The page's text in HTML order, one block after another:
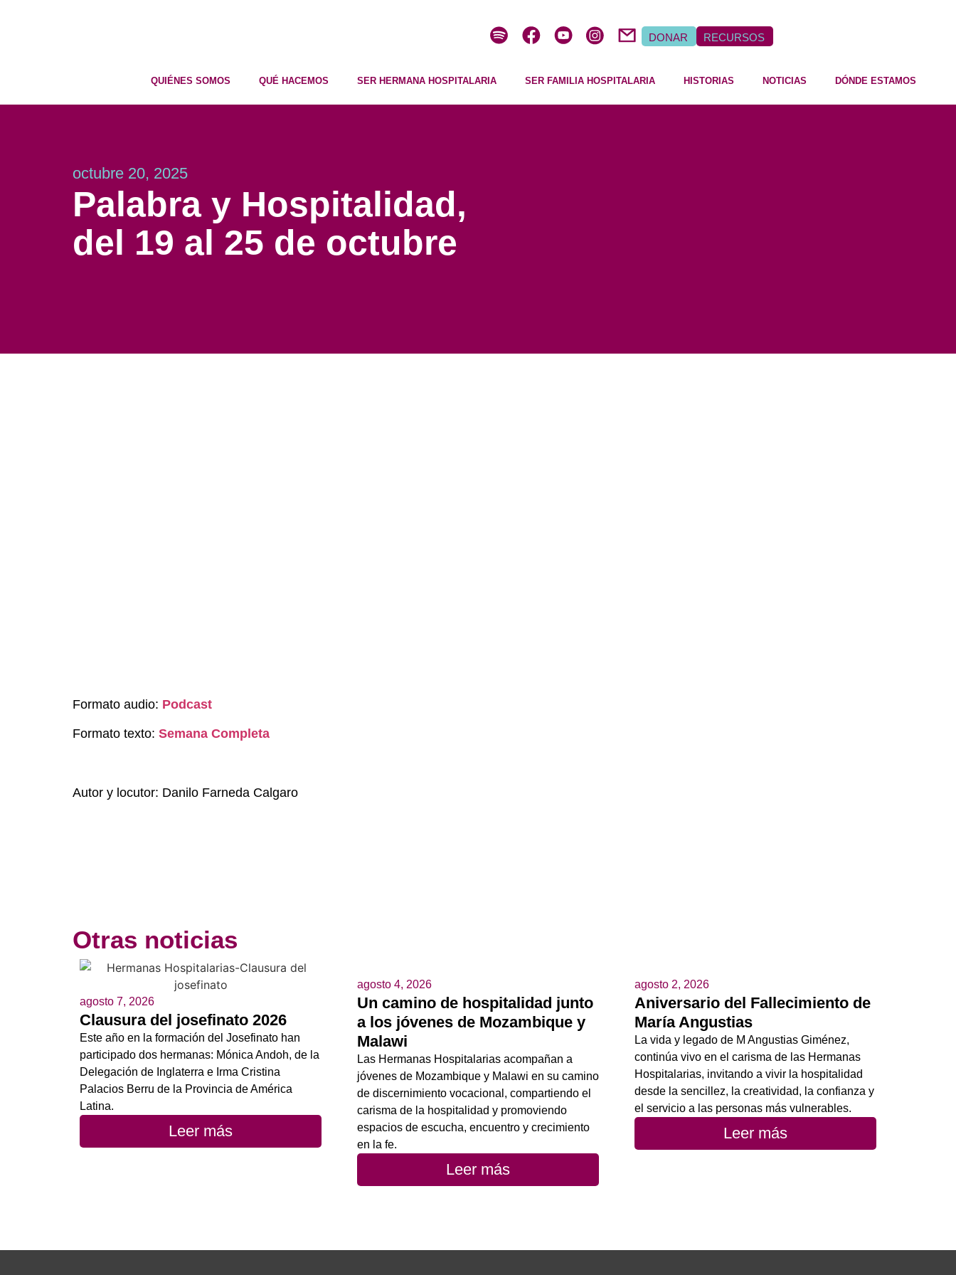
DONAR RECURSOS
QUIÉNES SOMOS QUÉ HACEMOS SER HERMANA HOSPITALARIA SER FAMILIA HOSPITALARIA HISTORIAS NOTICIAS DÓNDE ESTAMOS
octubre 20, 2025
Palabra y Hospitalidad,
del 19 al 25 de octubre
Formato audio: Podcast
Formato texto: Semana Completa
Autor y locutor: Danilo Farneda Calgaro
Otras noticias
agosto 7, 2026
Clausura del josefinato 2026
Este año en la formación del Josefinato han
participado dos hermanas: Mónica Andoh, de la
Delegación de Inglaterra e Irma Cristina
Palacios Berru de la Provincia de América
Latina.
Leer más
agosto 4, 2026
Un camino de hospitalidad junto
a los jóvenes de Mozambique y
Malawi
Las Hermanas Hospitalarias acompañan a
jóvenes de Mozambique y Malawi en su camino
de discernimiento vocacional, compartiendo el
carisma de la hospitalidad y promoviendo
espacios de escucha, encuentro y crecimiento
en la fe.
Leer más
agosto 2, 2026
Aniversario del Fallecimiento de
María Angustias
La vida y legado de M Angustias Giménez,
continúa vivo en el carisma de las Hermanas
Hospitalarias, invitando a vivir la hospitalidad
desde la sencillez, la creatividad, la confianza y
el servicio a las personas más vulnerables.
Leer más